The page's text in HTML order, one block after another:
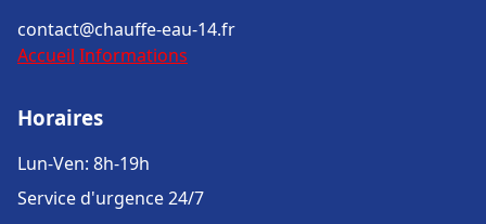
contact@chauffe-eau-14.fr
Accueil Informations
Horaires
Lun-Ven: 8h-19h
Service d'urgence 24/7